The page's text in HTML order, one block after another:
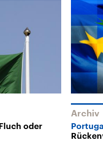
Fluch oder
Archiv